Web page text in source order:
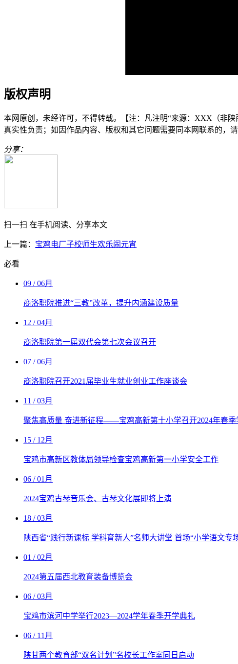
版权声明
本网原创，未经许可，不得转载。【注：凡注明“来源：XXX（非
真实性负责；如因作品内容、版权和其它问题需要同本网联系的，请
分享：
扫一扫 在手机阅读、分享本文
上一篇： 宝鸡电厂子校师生欢乐闹元宵
必看
09 / 06月
商洛职院推进“三教”改革，提升内涵建设质量
12 / 04月
商洛职院第一届双代会第七次会议召开
07 / 06月
商洛职院召开2021届毕业生就业创业工作座谈会
11 / 03月
聚焦高质量 奋进新征程——宝鸡高新第十小学召开2024年春季
15 / 12月
宝鸡市高新区教体局领导检查宝鸡高新第一小学安全工作
06 / 01月
2024宝鸡古琴音乐会、古琴文化展即将上演
18 / 03月
陕西省“践行新课标 学科育新人”名师大讲堂 首场“小学语文专
01 / 02月
2024第五届西北教育装备博览会
06 / 03月
宝鸡市滨河中学举行2023—2024学年春季开学典礼
06 / 11月
陕甘两个教育部“双名计划”名校长工作室同日启动